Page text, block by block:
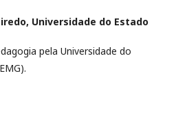
Universidade do Estado
pela Universidade do